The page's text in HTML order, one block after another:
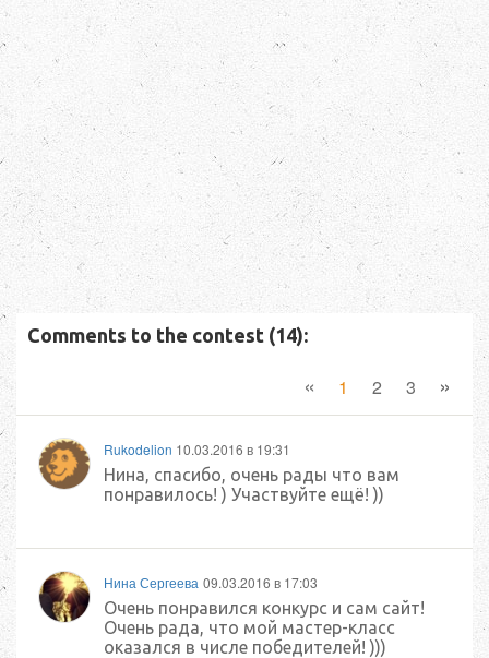
Comments to the contest (14):
« 1 2 3 »
Rukodelion 10.03.2016 в 19:31
Нина, спасибо, очень рады что вам
понравилось! ) Участвуйте ещё! ))
Нина Сергеева 09.03.2016 в 17:03
Очень понравился конкурс и сам сайт!
Очень рада, что мой мастер-класс
оказался в числе победителей! )))